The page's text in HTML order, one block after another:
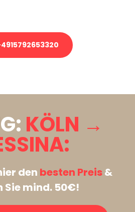
KÖLN →
den besten Preis&
Sie mind. 50€!